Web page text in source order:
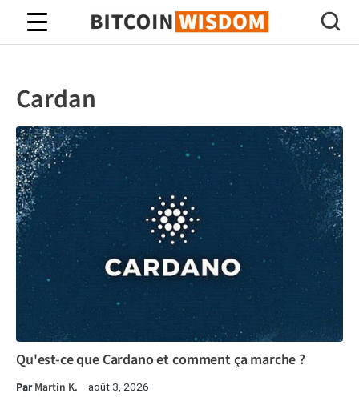
Bitcoin Sagesse
Cardan
Qu'est-ce que Cardano et comment ça marche ?
ParMartin K. août 3, 2026